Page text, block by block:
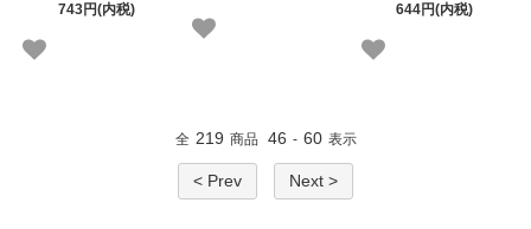
743円(内税)
644円(内税)
全 219 商品 46 - 60 表示
< Prev Next >